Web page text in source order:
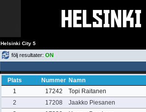
Helsinki City 5
följ resultater: ON
Plats Nummer Namn
1
17242
Topi Raitanen
2
17208
Jaakko Piesanen